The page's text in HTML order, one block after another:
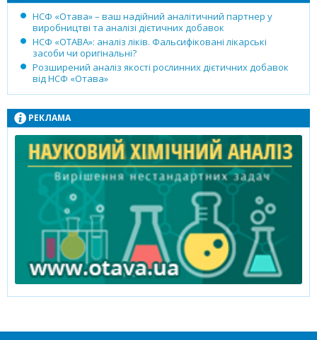
НСФ «Отава» – ваш надійний аналітичний партнер у
виробництві та аналізі дієтичних добавок
НСФ «ОТАВА»: аналіз ліків. Фальсифіковані лікарські
засоби чи оригінальні?
Розширений аналіз якості рослинних дієтичних добавок
від НСФ «Отава»
РЕКЛАМА